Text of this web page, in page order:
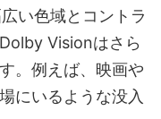
い色域とコントラ
Visionはさら
。例えば、映画や
にいるような没入